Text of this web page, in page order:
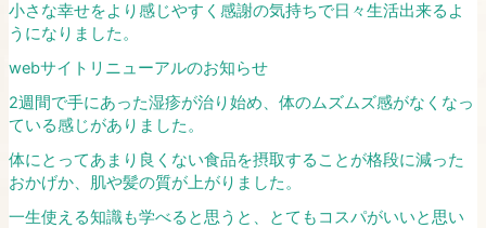
​​小さな幸せをより感じやすく感謝の気持ちで日々生活出来るよ
うになりました。​
webサイトリニューアルのお知らせ
2週間で手にあった湿疹が治り始め、体のムズムズ感がなくなっ
ている感じがありました。
体にとってあまり良くない食品を摂取することが格段に減った
おかげか、肌や髪の質が上がりました。
一生使える知識も学べると思うと、とてもコスパがいいと思い